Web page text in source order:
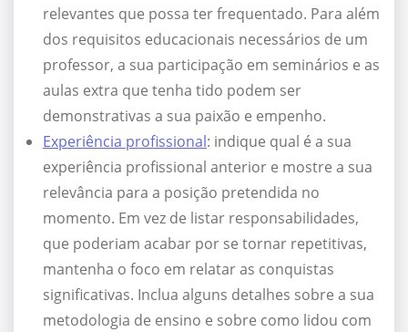
relevantes que possa ter frequentado. Para além
dos requisitos educacionais necessários de um
professor, a sua participação em seminários e as
aulas extra que tenha tido podem ser
demonstrativas a sua paixão e empenho.
Experiência profissional: indique qual é a sua
experiência profissional anterior e mostre a sua
relevância para a posição pretendida no
momento. Em vez de listar responsabilidades,
que poderiam acabar por se tornar repetitivas,
mantenha o foco em relatar as conquistas
significativas. Inclua alguns detalhes sobre a sua
metodologia de ensino e sobre como lidou com